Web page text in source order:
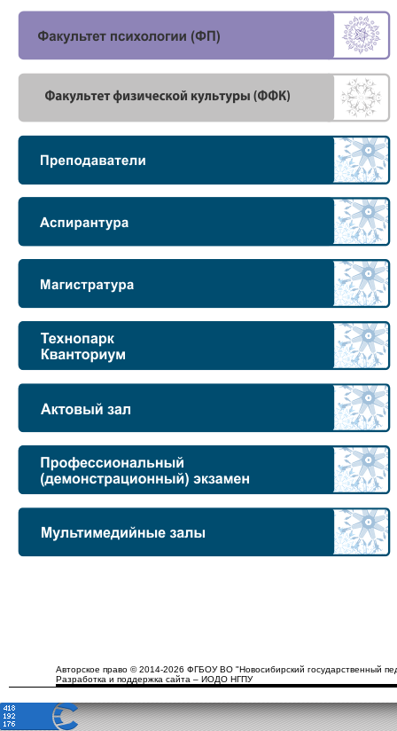
Авторское право © 2014-2026 ФГБОУ ВО "Новосибирский государственный
Разработка и поддержка сайта – ИОДО НГПУ